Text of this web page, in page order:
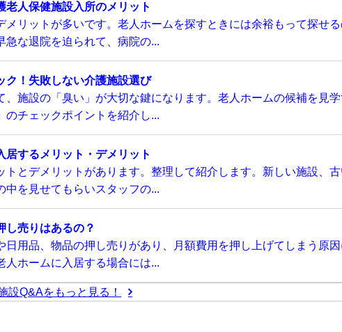
人保健施設入所のメリット
リットが多いです。老人ホームを探すときには余裕もって探せ
急な退院を迫られて、病院の...
ク！失敗しない介護施設選び
施設の「臭い」が大切な鍵になります。老人ホームの候補を見学
のチェックポイントを紹介し...
居するメリット・デメリット
トとデメリットがあります。整理して紹介します。新しい施設、
中を見せてもらいスタッフの...
し売りはあるの？
用品、物品の押し売りがあり、月額費用を押し上げてしまう原因
人ホームに入居する場合には...
設Q&Aをもっと見る！